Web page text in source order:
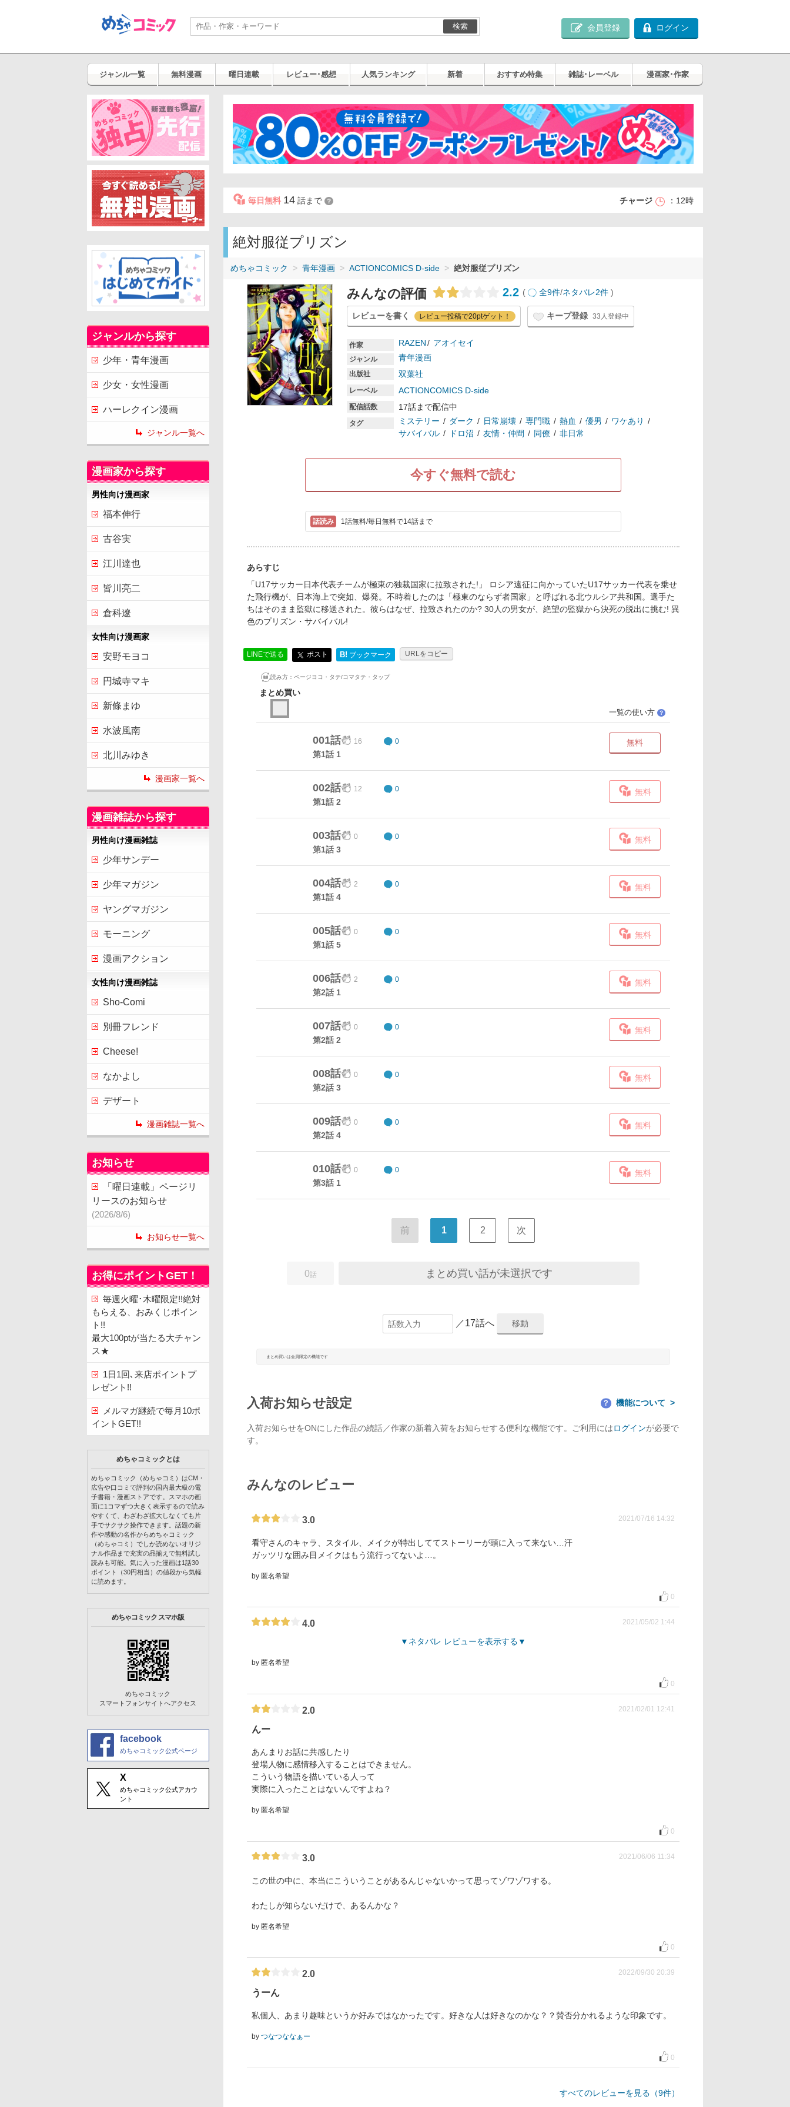
検索 会員登録 ログイン
ジャンル一覧 無料漫画 曜日連載 レビュー･感想 人気ランキング 新着 おすすめ特集 雑誌･レーベル 漫画家･作家
毎日無料 14 話まで ？ チャージ 12時
絶対服従プリズン
めちゃコミック 青年漫画 ACTIONCOMICS D-side 絶対服従プリズン
みんなの評価 2.2 ( 全9件/ネタバレ2件 )
レビューを書く レビュー投稿で20ptゲット！ キープ登録 33人登録中
作家 RAZEN アオイセイ
ジャンル 青年漫画
出版社 双葉社
レーベル ACTIONCOMICS D-side
配信話数 17話まで配信中
タグ ミステリー ダーク 日常崩壊 専門職 熱血 優男
ワケあり
サバイバル
ドロ沼 友情・仲間 同僚 非日常
今すぐ無料で読む
1話無料/毎日無料で14話まで
あらすじ
「U17サッカー日本代表チームが極東の独裁国家に拉致された!」 ロシア遠征に向かっていたU17サッカー代表を乗せ
た飛行機が、日本海上で突如、爆発。不時着したのは「極東のならず者国家」と呼ばれる北ウルシア共和国。選手た
ちはそのまま監獄に移送された。彼らはなぜ、拉致されたのか? 30人の男女が、絶望の監獄から決死の脱出に挑む! 異
色のプリズン・サバイバル!
LINEで送る ポスト B! ブックマーク URLをコピー
読み方： ページヨコ・タテ/コマタテ・タップ
まとめ買い
一覧の使い方 ？
001話 16 0
第1話 1
無料
002話 12 0
第1話 2
無料
003話 0 0
第1話 3
無料
004話 2 0
第1話 4
無料
005話 0 0
第1話 5
無料
006話 2 0
第2話 1
無料
007話 0 0
第2話 2
無料
008話 0 0
第2話 3
無料
009話 0 0
第2話 4
無料
010話 0 0
第3話 1
無料
前 1 2 次
0話 まとめ買い話が未選択です
／17話へ
まとめ買いは会員限定の機能です
入荷お知らせ設定 ？ 機能について
入荷お知らせをONにした作品の続話／作家の新着入荷をお知らせする便利な機能です。ご利用にはログインが必要で
す。
みんなのレビュー
3.0 2021/07/16 14:32
看守さんのキャラ、スタイル、メイクが特出しててストーリーが頭に入って来ない…汗
ガッツリな囲み目メイクはもう流行ってないよ…。
by 匿名希望
0
4.0 2021/05/02 1:44
ネタバレ レビューを表示する
by 匿名希望
0
2.0 2021/02/01 12:41
んー
あんまりお話に共感したり
登場人物に感情移入することはできません。
こういう物語を描いている人って
実際に入ったことはないんですよね？
by 匿名希望
0
3.0 2021/06/06 11:34
この世の中に、本当にこういうことがあるんじゃないかって思ってゾワゾワする。
わたしが知らないだけで、あるんかな？
by 匿名希望
0
2.0 2022/09/30 20:39
うーん
私個人、あまり趣味というか好みではなかったです。好きな人は好きなのかな？？賛否分かれるような印象です。
by つなつななぁー
0
すべてのレビューを見る（9件）
ジャンルから探す
少年・青年漫画
少女・女性漫画
ハーレクイン漫画
ジャンル一覧へ
漫画家から探す
男性向け漫画家
福本伸行
古谷実
江川達也
皆川亮二
倉科遼
女性向け漫画家
安野モヨコ
円城寺マキ
新條まゆ
水波風南
北川みゆき
漫画家一覧へ
漫画雑誌から探す
男性向け漫画雑誌
少年サンデー
少年マガジン
ヤングマガジン
モーニング
漫画アクション
女性向け漫画雑誌
Sho-Comi
別冊フレンド
Cheese!
なかよし
デザート
漫画雑誌一覧へ
お知らせ
「曜日連載」ページリ
リースのお知らせ
(2026/8/6)
お知らせ一覧へ
お得にポイントGET！
毎週火曜･木曜限定!!絶対
もらえる、おみくじポイン
ト!!
最大100ptが当たる大チャン
ス★
1日1回､来店ポイントプ
レゼント!!
メルマガ継続で毎月10ポ
イントGET!!
めちゃコミックとは
めちゃコミック（めちゃコミ）はCM・
広告や口コミで評判の国内最大級の電
子書籍・漫画ストアです。スマホの画
面に1コマずつ大きく表示するので読み
やすくて、わざわざ拡大しなくても片
手でサクサク操作できます。話題の新
作や感動の名作からめちゃコミック
（めちゃコミ）でしか読めないオリジ
ナル作品まで充実の品揃えで無料試し
読みも可能。気に入った漫画は1話30
ポイント（30円相当）の値段から気軽
に読めます。
めちゃコミック スマホ版
めちゃコミック
スマートフォンサイトへアクセス
facebook
めちゃコミック公式ページ
X
めちゃコミック公式アカウ
ント